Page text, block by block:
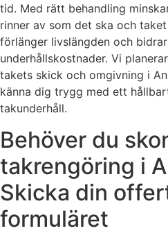
tid. Med rätt behandling
rinner av som det ska och
förlänger livslängden och
underhållskostnader. Vi
takets skick och omgivning i
känna dig trygg med ett
takunderhåll.
Behöver du
takrengöring i
Skicka din
formuläret